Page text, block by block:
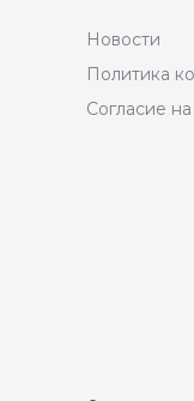
Новости
Политика
Согласие